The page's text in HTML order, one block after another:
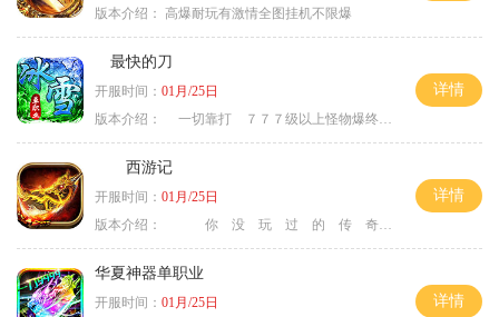
版本介绍： 高爆耐玩有激情全图挂机不限爆
最快的刀
开服时间： 01月/25日
版本介绍：
一切靠打 ７７７级以上怪物爆终极
详情
西游记
开服时间： 01月/25日
版本介绍：
你 没 玩 过 的 传 奇
详情
华夏神器单职业
开服时间： 01月/25日
详情